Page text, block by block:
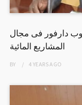
دارفور فى مجال
المشاريع المائية
BY 4 YEARSAGO